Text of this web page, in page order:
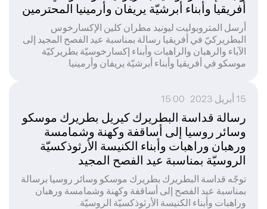
أفريقيا وأبناء أبرشيّة يريفان وأرمينيا المحترمين
أرسل المتروبوليت ليونيد مطران كلين الإكسارخوس
البطريركيّ في أفريقيا رسالة بمناسبة عيد الفصح المجيد إلى
الآباء والرهبان والراهبات وأبناء إكسارخوسيّة بطريركيّة
موسكو في أفريقيا وأبناء أبرشيّة يريفان وأرمينيا.
15 أبريل 2023 15:00
رسالة قداسة البطريرك كيريل بطريرك موسكو
وسائر روسيا إلى أساقفة وكهنة وشمامسة
ورهبان وراهبات وأبناء الكنيسة الأرثوذكسيّة
الروسيّة بمناسبة عيد الفصح المجيد
توجّه قداسة البطريرك بطريرك موسكو وسائر روسيا برسالة
بمناسبة عيد الفصح إلى أساقفة وكهنة وشمامسة ورهبان
وراهبات وأبناء الكنيسة الأرثوذكسيّة الروسيّة.